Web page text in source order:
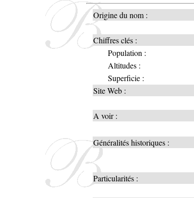
Origine du nom :
Chiffres clés :
Population :
Altitudes :
Superficie :
Site Web :
A voir :
Généralités historiques :
Particularités :